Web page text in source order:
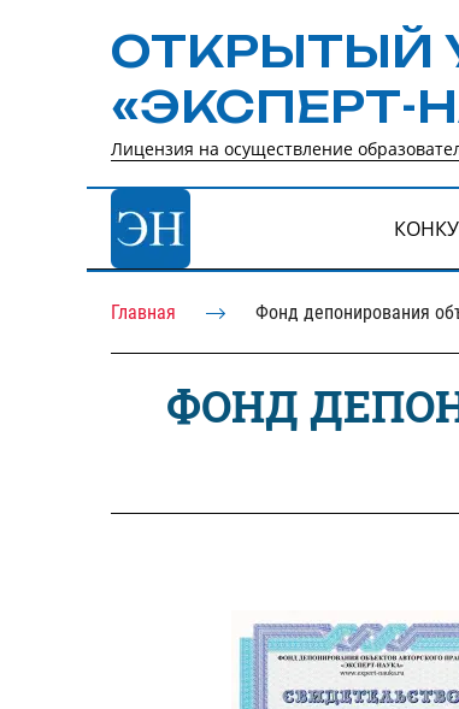
ОТКРЫТЫЙ
«ЭКСПЕРТ-
Лицензия на осуществление
Главная Фонд депонирования
ФОНД